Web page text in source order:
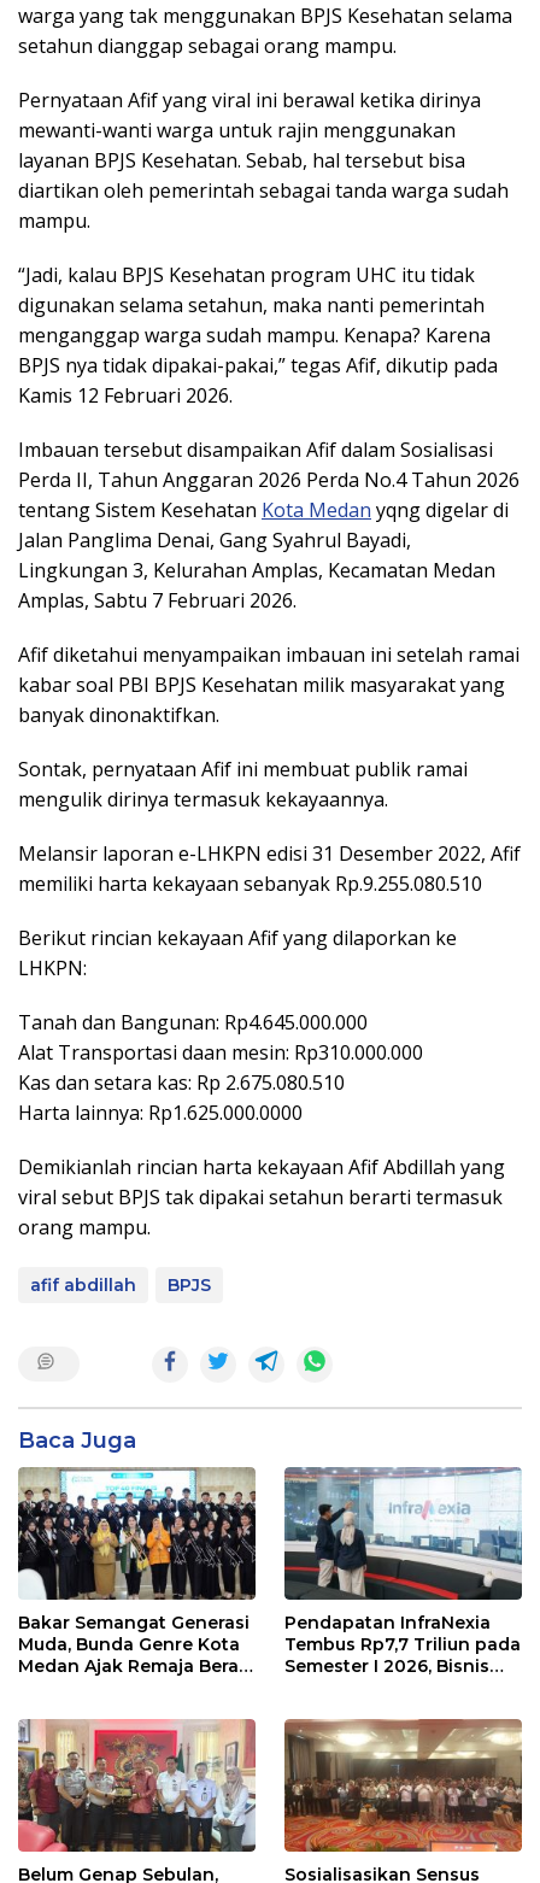
warga yang tak menggunakan BPJS Kesehatan selama
setahun dianggap sebagai orang mampu.
Pernyataan Afif yang viral ini berawal ketika dirinya
mewanti-wanti warga untuk rajin menggunakan
layanan BPJS Kesehatan. Sebab, hal tersebut bisa
diartikan oleh pemerintah sebagai tanda warga sudah
mampu.
“Jadi, kalau BPJS Kesehatan program UHC itu tidak
digunakan selama setahun, maka nanti pemerintah
menganggap warga sudah mampu. Kenapa? Karena
BPJS nya tidak dipakai-pakai,” tegas Afif, dikutip pada
Kamis 12 Februari 2026.
Imbauan tersebut disampaikan Afif dalam Sosialisasi
Perda II, Tahun Anggaran 2026 Perda No.4 Tahun 2026
tentang Sistem Kesehatan Kota Medan yqng digelar di
Jalan Panglima Denai, Gang Syahrul Bayadi,
Lingkungan 3, Kelurahan Amplas, Kecamatan Medan
Amplas, Sabtu 7 Februari 2026.
Afif diketahui menyampaikan imbauan ini setelah ramai
kabar soal PBI BPJS Kesehatan milik masyarakat yang
banyak dinonaktifkan.
Sontak, pernyataan Afif ini membuat publik ramai
mengulik dirinya termasuk kekayaannya.
Melansir laporan e-LHKPN edisi 31 Desember 2022, Afif
memiliki harta kekayaan sebanyak Rp.9.255.080.510
Berikut rincian kekayaan Afif yang dilaporkan ke
LHKPN:
Tanah dan Bangunan: Rp4.645.000.000
Alat Transportasi daan mesin: Rp310.000.000
Kas dan setara kas: Rp 2.675.080.510
Harta lainnya: Rp1.625.000.0000
Demikianlah rincian harta kekayaan Afif Abdillah yang
viral sebut BPJS tak dipakai setahun berarti termasuk
orang mampu.
afif abdillah BPJS
Baca Juga
Bakar Semangat Generasi
Muda, Bunda Genre Kota
Medan Ajak Remaja Berani
Pendapatan InfraNexia
Tembus Rp7,7 Triliun pada
Semester I 2026, Bisnis
Belum Genap Sebulan, Sosialisasikan Sensus